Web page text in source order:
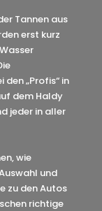
Tannen aus
erst kurz
„Profis“ in
dem Haldy
jeder in aller
wie
und
zu den Autos
richtige